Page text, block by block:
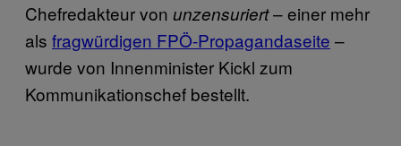
Chefredakteur von unzensuriert– einer mehr
als fragwürdigen FPÖ-Propagandaseite –
wurde von Innenminister Kickl zum
Kommunikationschef bestellt.